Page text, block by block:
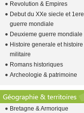
Revolution & Empires
Debut du XXe siecle et 1ere
guerre mondiale
Deuxieme guerre mondiale
Histoire generale et histoire
militaire
Romans historiques
Archeologie & patrimoine
Bretagne & Armorique